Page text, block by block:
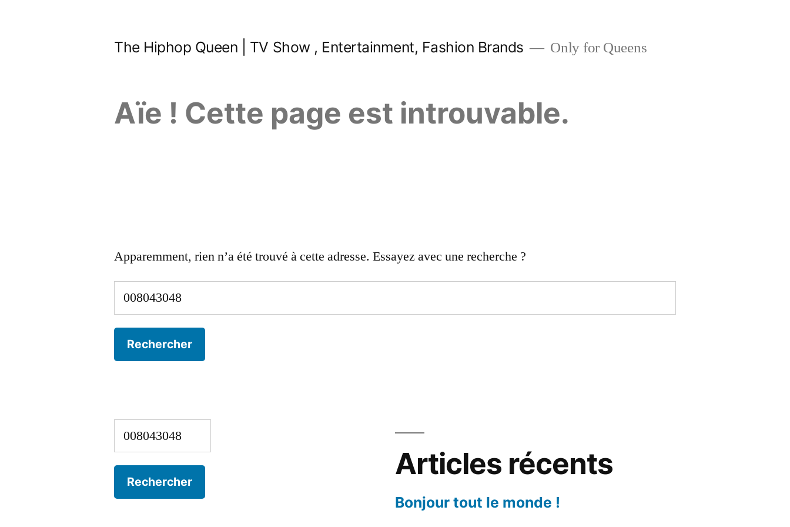
The Hiphop Queen | TV Show , Entertainment, Fashion Brands Only for Queens
Aïe ! Cette page est introuvable.
Apparemment, rien n’a été trouvé à cette adresse. Essayez avec une recherche ?
Rechercher :
Rechercher :
Articles récents
Bonjour tout le monde !